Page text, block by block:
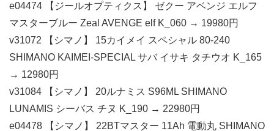
e04474 【ジールオプティクス】 ゼクー アベンジ エルフ
マスターブルー Zeal AVENGE elf K_060 → 19980円
v31072 【シマノ】 15カイメイ スペシャル 80-240
SHIMANO KAIMEI-SPECIAL サバ イサキ タチウオ K_165
→ 12980円
v31084 【シマノ】 20ルナミス S96ML SHIMANO
LUNAMIS シーバス チヌ K_190 → 22980円
e04478 【シマノ】 22BTマスター 11Ah 電動丸 SHIMANO